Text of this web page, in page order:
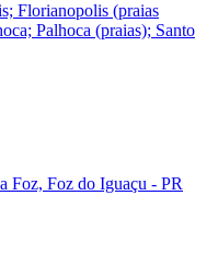
Florianopolis (praias
Palhoca (praias); Santo
Foz, Foz do Iguaçu - PR